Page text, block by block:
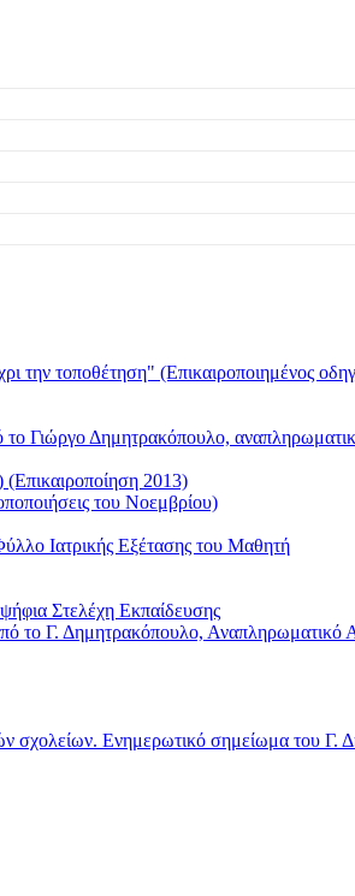
την τοποθέτηση" (Επικαιροποιημένος
το Γιώργο Δημητρακόπουλο,
2013)
του Νοεμβρίου)
Ιατρικής Εξέτασης του Μαθητή
Στελέχη Εκπαίδευσης
το Γ. Δημητρακόπουλο,
σχολείων. Ενημερωτικό σημείωμα του